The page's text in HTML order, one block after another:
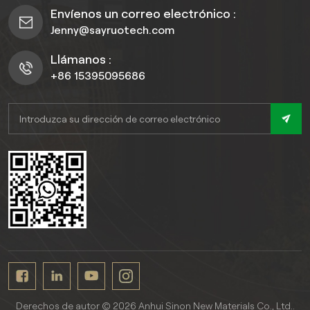
Envíenos un correo electrónico :
Jenny@sayruotech.com
Llámanos :
+86 15395095686
Derechos de autor © 2026 Anhui Sinon New Materials Co., Ltd..